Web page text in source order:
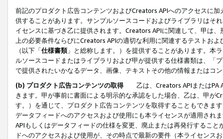
前記のプロダクト広告コンテンツおよびCreators APIへのアクセスに
供することがあります。サンプルソースコードおよびライブラリはそ
イセンスに基づき乙に提供されます。Creators APIに関連して、甲は
上の必要条件ならびにCreators APIの適切な利用に関連するテストお
（以下「仕様書類」と総称します。）を提供することがあります。本
ルソースコードまたはライブラリおよび甲が提供する仕様書類は、「
で提供されたいかなるデータ、画像、テキストその他の情報またはコ
(b) プロダクト広告コンテンツの取得
乙は、Creators APIまたはPA
きます。甲が事前に書面による明示的な承認をした場合、乙は、甲が
す。）を通じて、プロダクト広告コンテンツを取得することもできま
データフィードへのアクセスおよび使用にも本ライセンスが適用され
APIもしくはデータフィードの仕様を変更、廃止または再発行するこ
ドへのアクセスおよび使用が、その時点で最新の要件（本ライセン